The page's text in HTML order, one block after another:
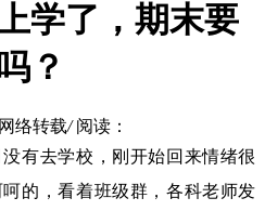
学了，期末要
？
络转载/ 阅读：
有去学校，刚开始回来情绪很
的，看着班级群，各科老师发